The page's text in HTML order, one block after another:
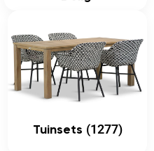
Tuinsets (1277)